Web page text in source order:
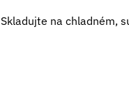
Skladujte na chladném,